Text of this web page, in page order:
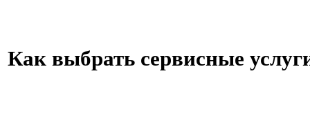
Как выбрать сервисные